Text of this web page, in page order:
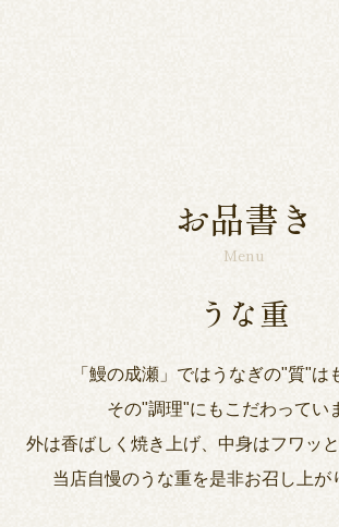
お品書き
Menu
うな重
「鰻の成瀬」ではうなぎの"質"は
その"調理"にもこだわってい
外は香ばしく焼き上げ、中身はフワッ
当店自慢のうな重を是非お召し上が